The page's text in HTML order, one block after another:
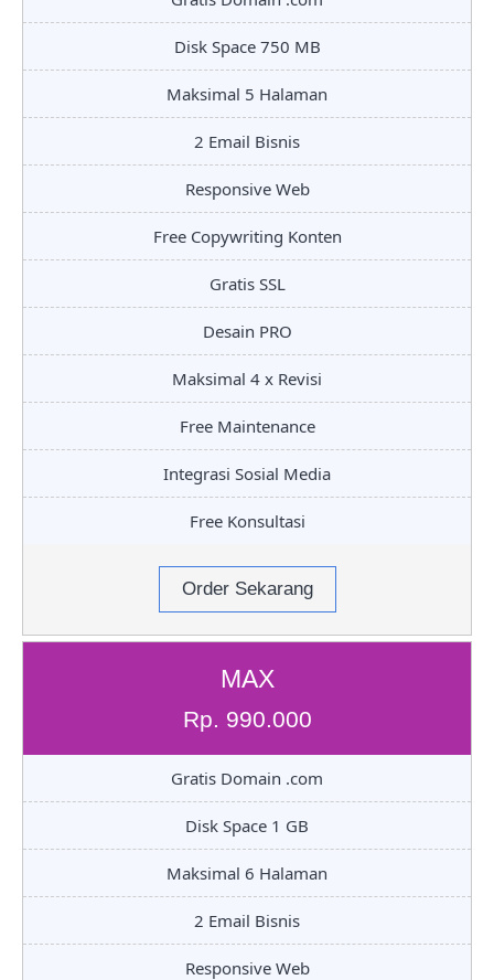
Disk Space 750 MB
Maksimal 5 Halaman
2 Email Bisnis
Responsive Web
Free Copywriting Konten
Gratis SSL
Desain PRO
Maksimal 4 x Revisi
Free Maintenance
Integrasi Sosial Media
Free Konsultasi
Order Sekarang
MAX
Rp. 990.000
Gratis Domain .com
Disk Space 1 GB
Maksimal 6 Halaman
2 Email Bisnis
Responsive Web